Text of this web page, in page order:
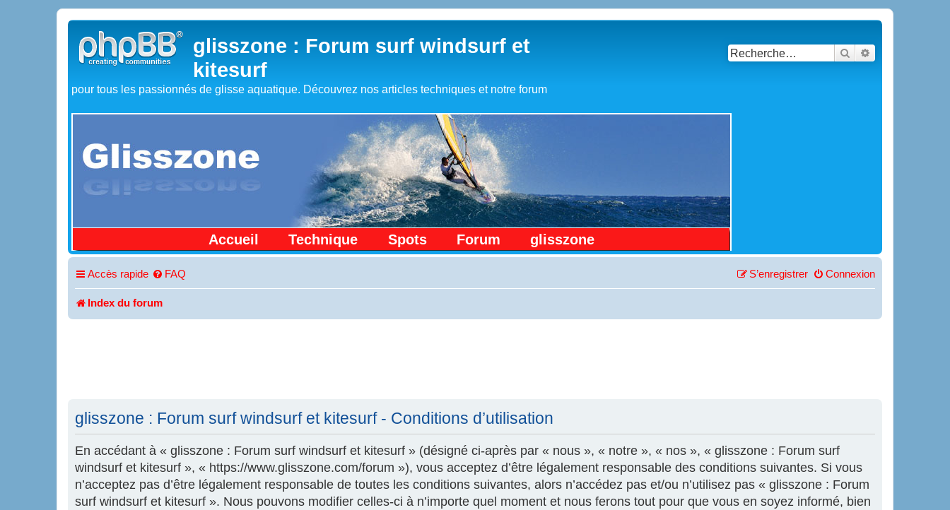
glisszone : Forum surf windsurf et
kitesurf
pour tous les passionnés de glisse aquatique. Découvrez nos articles techniques et notre forum
Accueil Technique Spots Forum glisszone
Rechercher
Accès rapide FAQ Connexion
S’enregistrer
Index du forum
glisszone : Forum surf windsurf et kitesurf - Conditions d’utilisation
En accédant à « glisszone : Forum surf windsurf et kitesurf » (désigné ci-après par « nous », « notre », « nos », « glisszone : Forum surf
windsurf et kitesurf », « https://www.glisszone.com/forum »), vous acceptez d’être légalement responsable des conditions suivantes. Si vous
n’acceptez pas d’être légalement responsable de toutes les conditions suivantes, alors n’accédez pas et/ou n’utilisez pas « glisszone : Forum
surf windsurf et kitesurf ». Nous pouvons modifier celles-ci à n’importe quel moment et nous ferons tout pour que vous en soyez informé, bien